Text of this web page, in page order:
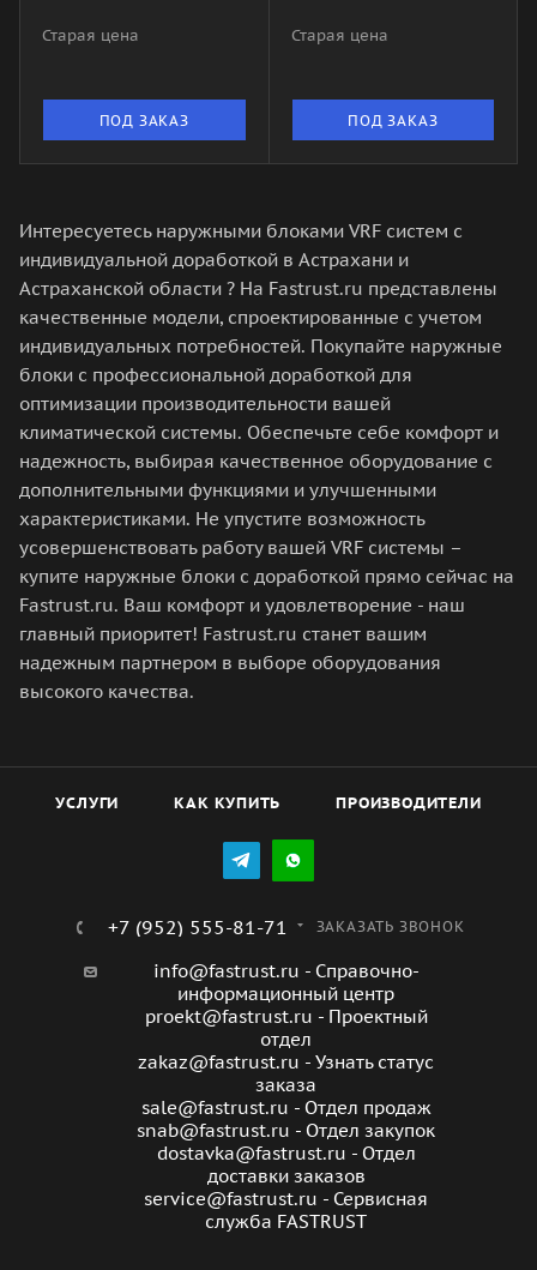
Старая цена
ПОД ЗАКАЗ
Старая цена
ПОД ЗАКАЗ
Интересуетесь наружными блоками VRF систем с
индивидуальной доработкой в Астрахани и
Астраханской области ? На Fastrust.ru представлены
качественные модели, спроектированные с учетом
индивидуальных потребностей. Покупайте наружные
блоки с профессиональной доработкой для
оптимизации производительности вашей
климатической системы. Обеспечьте себе комфорт и
надежность, выбирая качественное оборудование с
дополнительными функциями и улучшенными
характеристиками. Не упустите возможность
усовершенствовать работу вашей VRF системы –
купите наружные блоки с доработкой прямо сейчас на
Fastrust.ru. Ваш комфорт и удовлетворение - наш
главный приоритет! Fastrust.ru станет вашим
надежным партнером в выборе оборудования
высокого качества.
УСЛУГИ КАК КУПИТЬ ПРОИЗВОДИТЕЛИ
+7 (952) 555-81-71 ЗАКАЗАТЬ ЗВОНОК
info@fastrust.ru - Справочно-
информационный центр
proekt@fastrust.ru - Проектный
отдел
zakaz@fastrust.ru - Узнать статус
заказа
sale@fastrust.ru - Отдел продаж
snab@fastrust.ru - Отдел закупок
dostavka@fastrust.ru - Отдел
доставки заказов
service@fastrust.ru - Сервисная
служба FASTRUST